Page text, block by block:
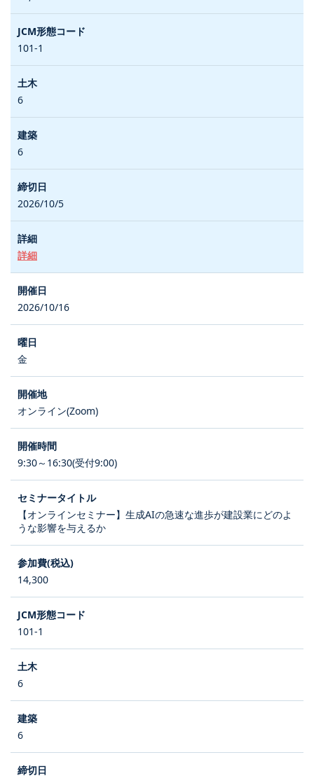
101-1
6
6
2026/10/5
詳細
2026/10/16
金
オンライン(Zoom)
9:30～16:30(受付9:00)
【オンラインセミナー】生成AIの急速な進歩が建設業にどのよ
うな影響を与えるか
14,300
101-1
6
6